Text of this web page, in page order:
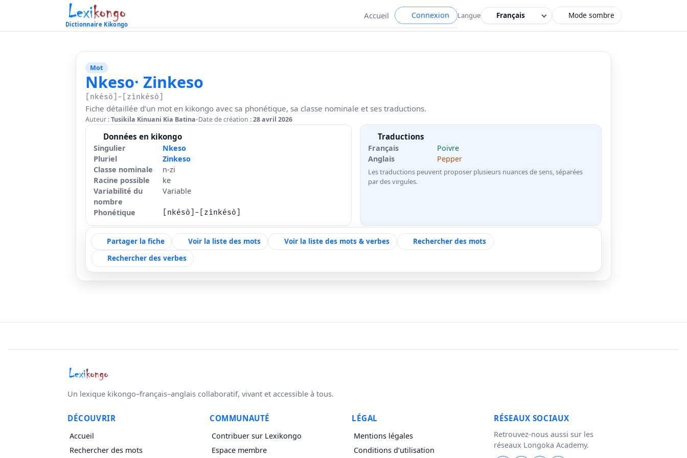
Dictionnaire Kikongo
Accueil Connexion Langue Mode sombre
Mot
Nkeso· Zinkeso
[nkésò]-[zìnkésò]
Fiche détaillée d’un mot en kikongo avec sa phonétique, sa classe nominale et ses traductions.
Auteur :Tusikila Kinuani Kia Batina•Date de création :28 avril 2026
Données en kikongo
Singulier
Nkeso
Pluriel
Zinkeso
Classe nominale
n-zi
Racine possible
ke
Variabilité du
nombre
Variable
Phonétique [nkésò]-[zìnkésò]
Traductions
Français
Poivre
Anglais
Pepper
Les traductions peuvent proposer plusieurs nuances de sens, séparées
par des virgules.
Partager la fiche Voir la liste des mots Voir la liste des mots & verbes
Rechercher des mots
Rechercher des verbes
Un lexique kikongo–français–anglais collaboratif, vivant et accessible à tous.
DÉCOUVRIR
Accueil
Rechercher des mots
COMMUNAUTÉ
Contribuer sur Lexikongo
Espace membre
LÉGAL
Mentions légales
Conditions d’utilisation
RÉSEAUX SOCIAUX
Retrouvez-nous aussi sur les
réseaux Longoka Academy.